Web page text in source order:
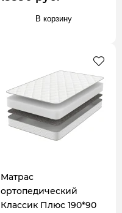
В корзину
Матрас
ортопедический
Классик Плюс 190*90